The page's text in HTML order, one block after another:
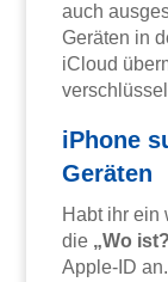
auch
Geräten in
iCloud
iPhone
Geräten
Habt ihr ein
die „Wo
Apple-ID